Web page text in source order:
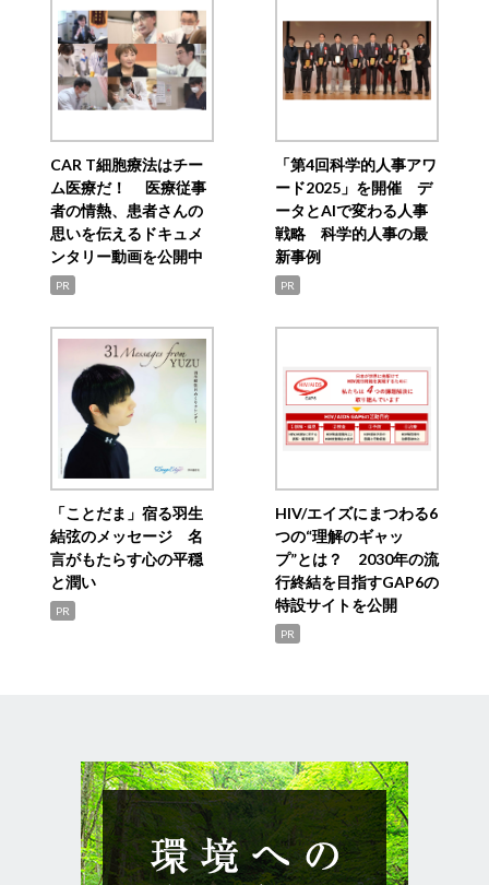
CAR T細胞療法はチー
ム医療だ！ 医療従事
者の情熱、患者さんの
思いを伝えるドキュメ
ンタリー動画を公開中
PR
「第4回科学的人事アワ
ード2025」を開催 デ
ータとAIで変わる人事
戦略 科学的人事の最
新事例
PR
「ことだま」宿る羽生
結弦のメッセージ 名
言がもたらす心の平穏
と潤い
PR
HIV/エイズにまつわる6
つの“理解のギャッ
プ”とは？ 2030年の流
行終結を目指すGAP6の
特設サイトを公開
PR